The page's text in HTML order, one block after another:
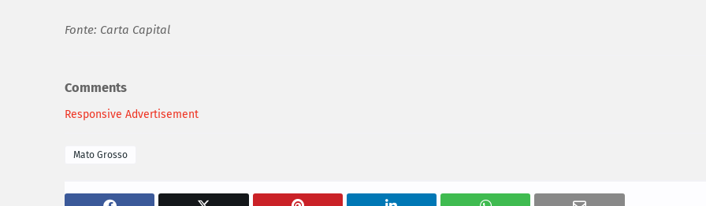
Fonte: Carta Capital
Comments
Responsive Advertisement
Mato Grosso